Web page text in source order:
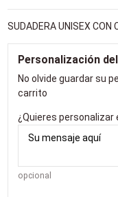
SUDADERA UNISEX CON
Personalización
No olvide guardar su
carrito
¿Quieres
opcional